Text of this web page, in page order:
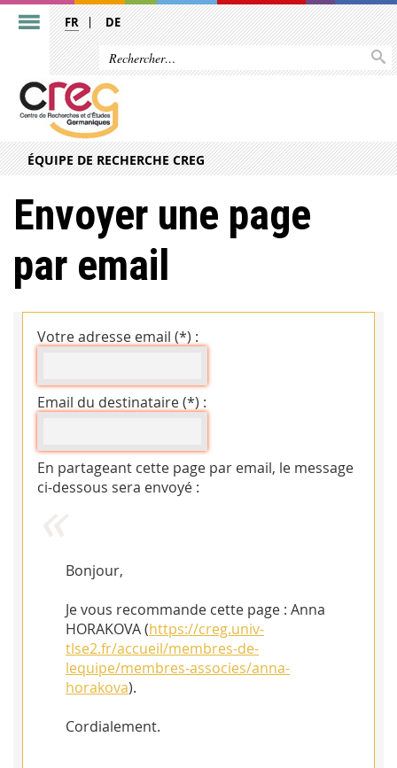
FR DE
ÉQUIPE DE RECHERCHE CREG
Envoyer une page
par email
Votre adresse email (*) :
Email du destinataire (*) :
En partageant cette page par email, le message
ci-dessous sera envoyé :
Bonjour,
Je vous recommande cette page : Anna
HORAKOVA (https://creg.univ-
tlse2.fr/accueil/membres-de-
lequipe/membres-associes/anna-
horakova).
Cordialement.